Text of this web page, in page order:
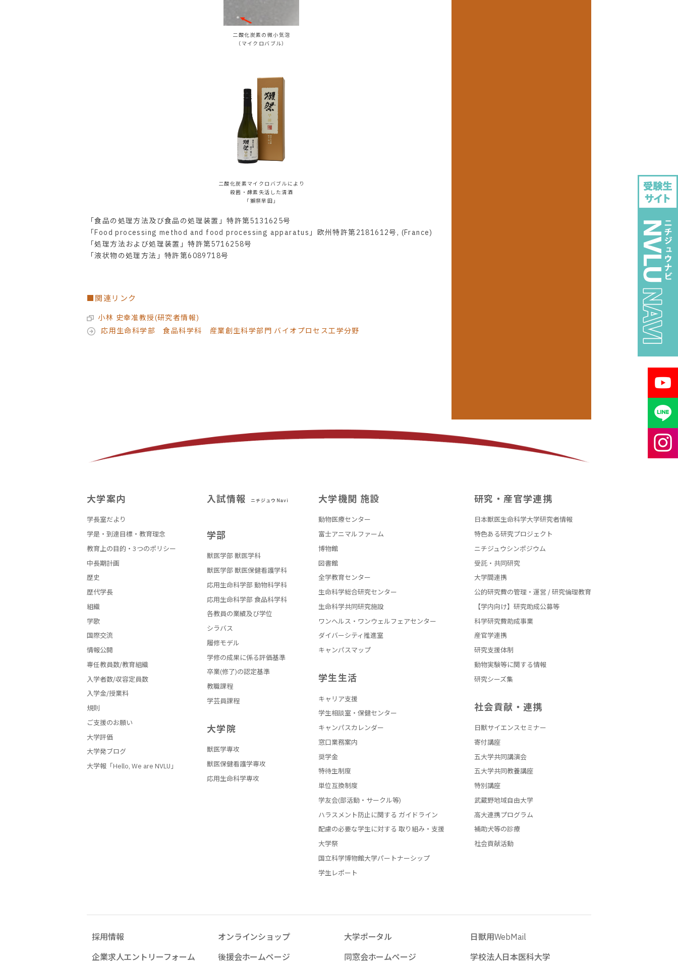
二酸化炭素の微小気泡
（マイクロバブル）
二酸化炭素マイクロバブルにより
殺菌・酵素失活した清酒
「獺祭早田」
「食品の処理方法及び食品の処理装置」特許第5131625号
「Food processing method and food processing apparatus」欧州特許第2181612号, (France)
「処理方法および処理装置」特許第5716258号
「液状物の処理方法」特許第6089718号
■関連リンク
小林 史幸准教授(研究者情報)
応用生命科学部 食品科学科 産業創生科学部門 バイオプロセス工学分野
大学案内
学長室だより
学是・到達目標・教育理念
教育上の目的・3つのポリシー
中長期計画
歴史
歴代学長
組織
学歌
国際交流
情報公開
専任教員数/教育組織
入学者数/収容定員数
入学金/授業料
規則
ご支援のお願い
大学評価
大学発ブログ
大学報「Hello, We are NVLU」
入試情報 ニチジュウNavi
学部
獣医学部 獣医学科
獣医学部 獣医保健看護学科
応用生命科学部 動物科学科
応用生命科学部 食品科学科
各教員の業績及び学位
シラバス
履修モデル
学修の成果に係る評価基準
卒業(修了)の認定基準
教職課程
学芸員課程
大学院
獣医学専攻
獣医保健看護学専攻
応用生命科学専攻
大学機関 施設
動物医療センター
富士アニマルファーム
博物館
図書館
全学教育センター
生命科学総合研究センター
生命科学共同研究施設
ワンヘルス・ワンウェルフェアセンター
ダイバーシティ推進室
キャンパスマップ
学生生活
キャリア支援
学生相談室・保健センター
キャンパスカレンダー
窓口業務案内
奨学金
特待生制度
単位互換制度
学友会(部活動・サークル等)
ハラスメント防止に関する ガイドライン
配慮の必要な学生に対する 取り組み・支援
大学祭
国立科学博物館大学パートナーシップ
学生レポート
研究・産官学連携
日本獣医生命科学大学研究者情報
特色ある研究プロジェクト
ニチジュウシンポジウム
受託・共同研究
大学間連携
公的研究費の管理・運営 / 研究倫理教育
【学内向け】研究助成公募等
科学研究費助成事業
産官学連携
研究支援体制
動物実験等に関する情報
研究シーズ集
社会貢献・連携
日獣サイエンスセミナー
寄付講座
五大学共同講演会
五大学共同教養講座
特別講座
武蔵野地域自由大学
高大連携プログラム
補助犬等の診療
社会貢献活動
採用情報 オンラインショップ 大学ポータル
日獣用WebMail
企業求人エントリーフォーム
後援会ホームページ 同窓会ホームページ 学校法人日本医科大学